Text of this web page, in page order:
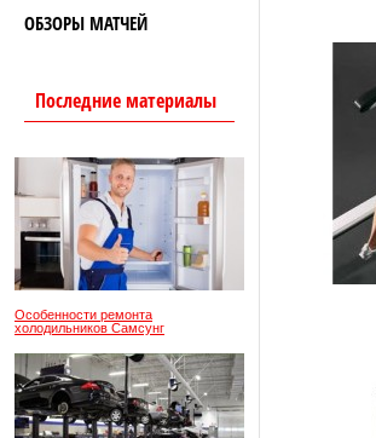
ОБЗОРЫ МАТЧЕЙ
Последние материалы
Особенности ремонта
холодильников Самсунг